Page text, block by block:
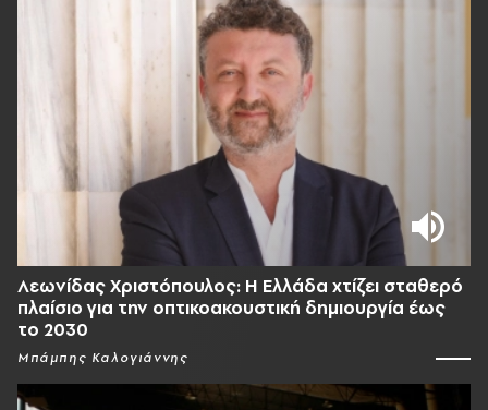
Λεωνίδας Χριστόπουλος: Η Ελλάδα χτίζει σταθερό
πλαίσιο για την οπτικοακουστική δημιουργία έως
το 2030
Μπάμπης Καλογιάννης